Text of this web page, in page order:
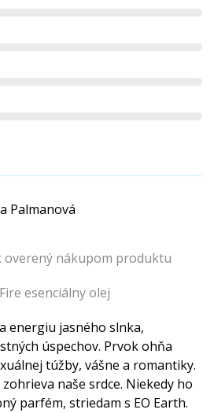
Palmanová
overený nákupom produktu
esenciálny olej
energiu jasného slnka,
úspechov. Prvok ohňa
túžby, vášne a romantiky.
naše srdce. Niekedy ho
parfém, striedam s EO Earth.